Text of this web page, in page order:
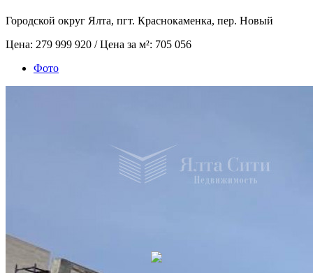
Городской округ Ялта, пгт. Краснокаменка, пер. Новый
Цена: 279 999 920 / Цена за м²: 705 056
Фото